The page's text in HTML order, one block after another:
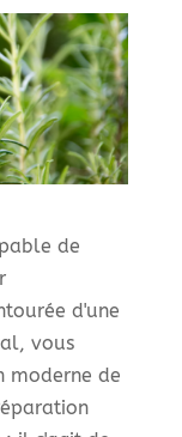
de
d'une
vous
moderne de